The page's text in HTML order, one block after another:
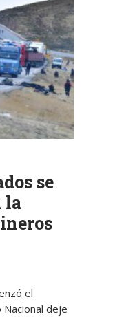
se
la
el
deje